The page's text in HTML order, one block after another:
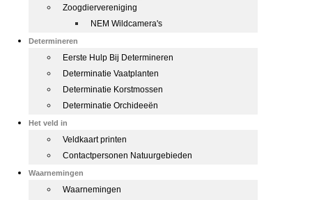
Zoogdiervereniging
NEM Wildcamera's
Determineren
Eerste Hulp Bij Determineren
Determinatie Vaatplanten
Determinatie Korstmossen
Determinatie Orchideeën
Het veld in
Veldkaart printen
Contactpersonen Natuurgebieden
Waarnemingen
Waarnemingen